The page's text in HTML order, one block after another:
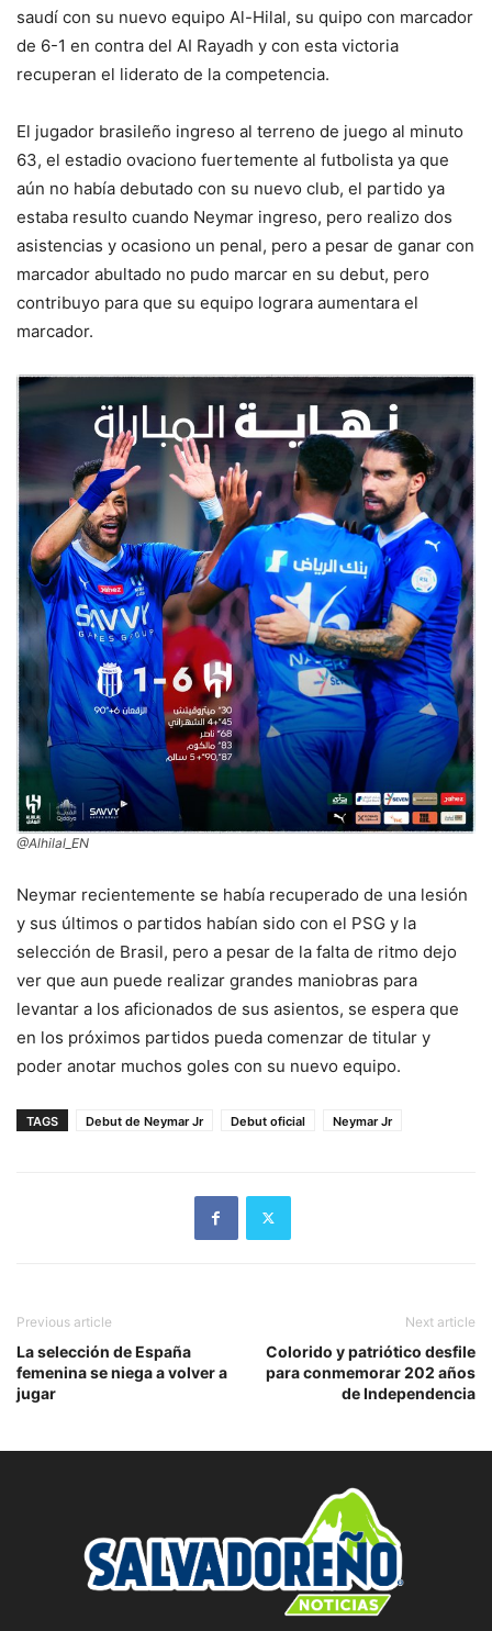
saudí con su nuevo equipo Al-Hilal, su quipo con marcador
de 6-1 en contra del AI Rayadh y con esta victoria
recuperan el liderato de la competencia.
El jugador brasileño ingreso al terreno de juego al minuto
63, el estadio ovaciono fuertemente al futbolista ya que
aún no había debutado con su nuevo club, el partido ya
estaba resulto cuando Neymar ingreso, pero realizo dos
asistencias y ocasiono un penal, pero a pesar de ganar con
marcador abultado no pudo marcar en su debut, pero
contribuyo para que su equipo lograra aumentara el
marcador.
@Alhilal_EN
Neymar recientemente se había recuperado de una lesión
y sus últimos o partidos habían sido con el PSG y la
selección de Brasil, pero a pesar de la falta de ritmo dejo
ver que aun puede realizar grandes maniobras para
levantar a los aficionados de sus asientos, se espera que
en los próximos partidos pueda comenzar de titular y
poder anotar muchos goles con su nuevo equipo.
TAGS Debut de Neymar Jr Debut oficial Neymar Jr
Previous article
La selección de España
femenina se niega a volver a
jugar
Next article
Colorido y patriótico desfile
para conmemorar 202 años
de Independencia